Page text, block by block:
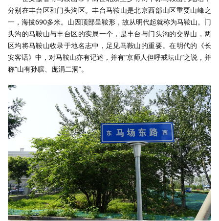
分别在丰台区和门头沟区。丰台马鞍山是北京西部山区重要山峰之
一，海拔690多米。山因顶部呈鞍形，故从明代起就称为马鞍山。门
头沟的马鞍山与丰台区的实属一个，是丰台与门头沟的交界山，两
区均将马鞍山收录于地名志中，足见马鞍山的重要。在明代的《长
安客话》中，对马鞍山亦有记述，并有“京师人但呼戒坛山”之说，并
称“山有孙膑、庞涓二洞”。